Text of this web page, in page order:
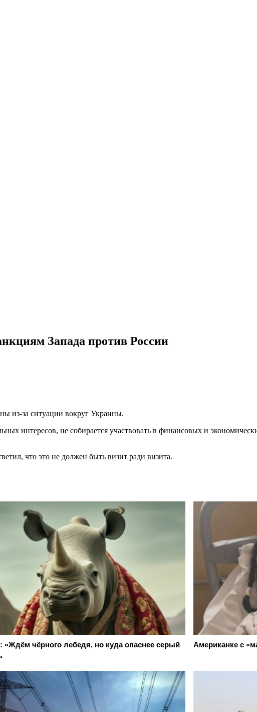
Запада против России
из-за ситуации вокруг Украины.
интересов, не собирается участвовать в финансовых и
что это не должен быть визит ради визита.
«Ждём чёрного лебедя, но куда опаснее серый
Американке с